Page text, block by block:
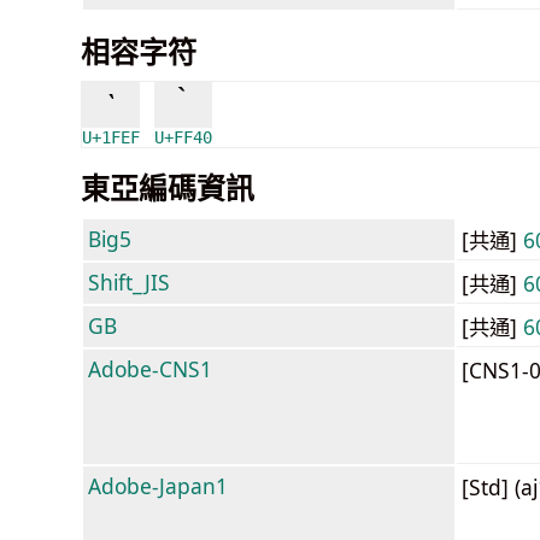
相容字符
`
U+1FEF U+FF40
東亞編碼資訊
Big5 [共通]
Shift_JIS
[共通]
GB
[共通]
Adobe-CNS1
[CNS1-
Adobe-Japan1 [Std]